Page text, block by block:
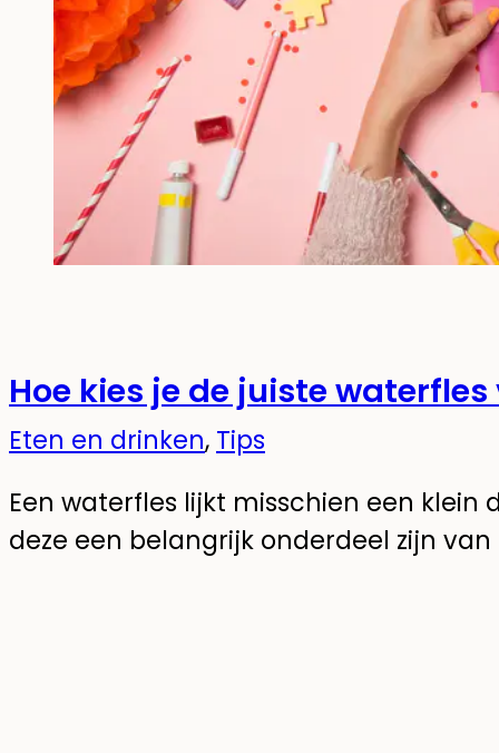
Hoe kies je de juiste
Eten en drinken, Tips
Een waterfles lijkt misschien een klein
deze een belangrijk onderdeel zijn